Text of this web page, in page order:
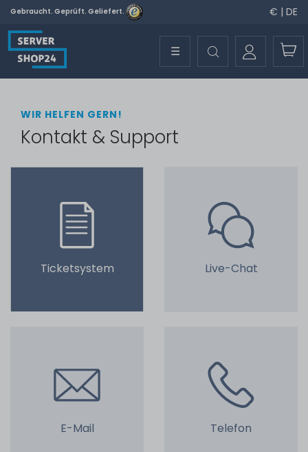
Gebraucht. Geprüft. Geliefert. € | DE
☰
WIR HELFEN GERN!
Kontakt & Support
Ticketsystem Live-Chat
E-Mail Telefon